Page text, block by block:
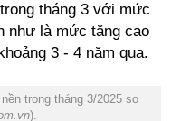
tháng 3 với mức
như là mức tăng cao
3 - 4 năm qua.
trong tháng 3/2025 so
).